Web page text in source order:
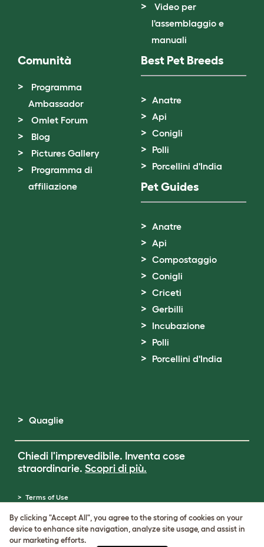
Video per
l'assemblaggio e
manuali
Comunità
Programma
Ambassador
Omlet Forum
Blog
Pictures Gallery
Programma di
affiliazione
Best Pet Breeds
Anatre
Api
Conigli
Polli
Porcellini d'India
Pet Guides
Anatre
Api
Compostaggio
Conigli
Criceti
Gerbilli
Incubazione
Polli
Porcellini d'India
Quaglie
Chiedi l'imprevedibile. Inventa cose
straordinarie. Scopri di più.
Terms of Use
Cookie Settings
Sitemap
By clicking "Accept All", you agree to the storing of cookies on your
device to enhance site navigation, analyze site usage, and assist in
our marketing efforts.